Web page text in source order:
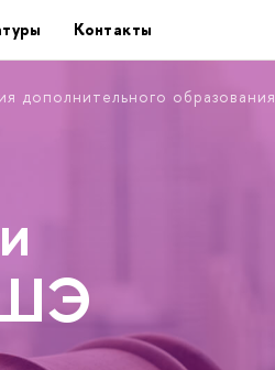
Контакты
дополнительного образования